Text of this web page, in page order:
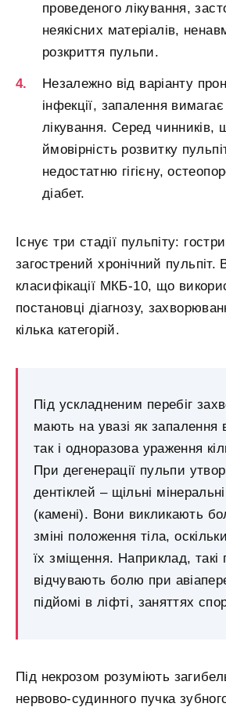
проведеного лікування,
неякісних матеріалів,
розкриття пульпи.
Незалежно від варіанту
інфекції, запалення
лікування. Серед чинників,
ймовірність розвитку
недостатню гігієну,
діабет.
Існує три стадії пульпіту:
загострений хронічний пульпіт.
класифікації МКБ-10, що
постановці діагнозу,
кілька категорій.
Під ускладненим перебіг
мають на увазі як запалення
так і одноразова ураження
При дегенерації пульпи
дентіклей – щільні
(камені). Вони викликають
зміні положення тіла,
їх зміщення. Наприклад, такі
відчувають болю при
підйомі в ліфті, заняттях
Під некрозом розуміють
нервово-судинного пучка